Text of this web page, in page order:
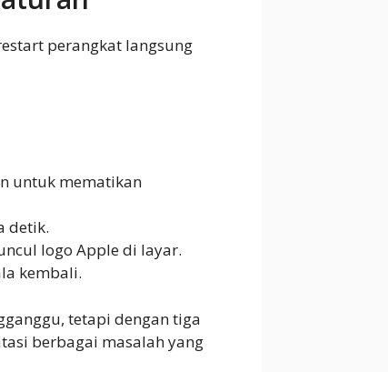
perangkat langsung
untuk mematikan
detik.
logo Apple di layar.
kembali.
tetapi dengan tiga
berbagai masalah yang